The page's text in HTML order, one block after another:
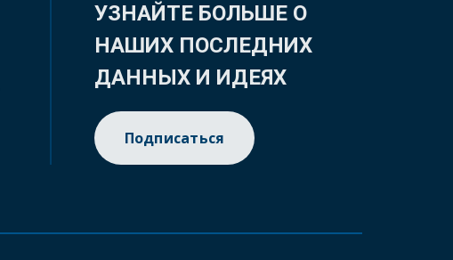
УЗНАЙТЕ БОЛЬШЕ О
НАШИХ ПОСЛЕДНИХ
ДАННЫХ И ИДЕЯХ
Подписаться